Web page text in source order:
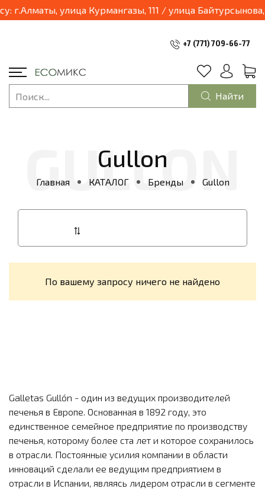
03.04.2025 наш магазин переходит в формат шоурум и будет находиться по адресу:
+7 (771) 709-66-77
Найти
Gullon
Главная КАТАЛОГ Бренды Gullon
По вашему запросу ничего не найдено
Galletas Gullón - один из ведущих производителей
печенья в Европе. Основанная в 1892 году, это
единственное семейное предприятие по производству
печенья, которому более ста лет и которое сохранилось
в отрасли. Постоянные усилия компании в области
инноваций сделали ее ведущим предприятием в
отрасли в Испании, являясь лидером отрасли в сегменте